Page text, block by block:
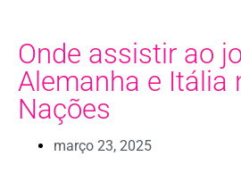
Onde assistir ao
Alemanha e Itália
Nações
março 23, 2025